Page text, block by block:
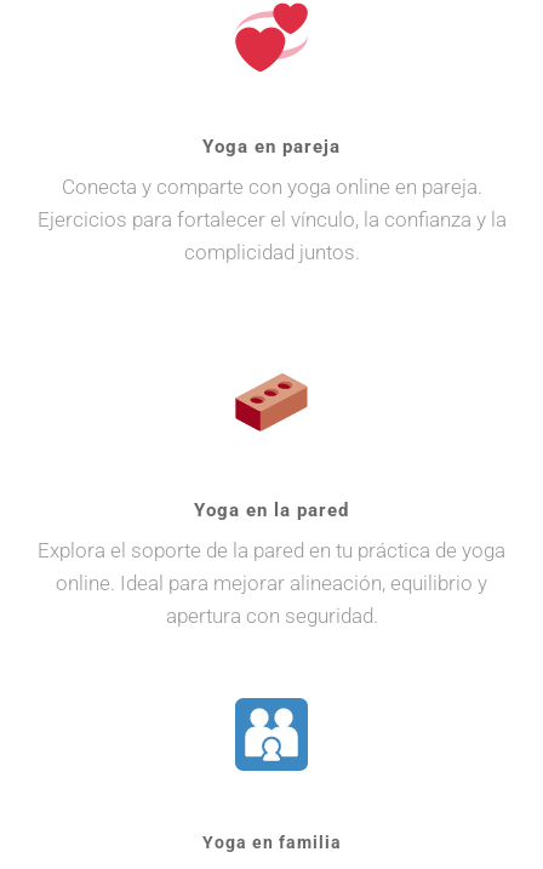
Yoga en pareja
Conecta y comparte con yoga online en pareja.
Ejercicios para fortalecer el vínculo, la confianza y la
complicidad juntos.
Yoga en la pared
Explora el soporte de la pared en tu práctica de yoga
online. Ideal para mejorar alineación, equilibrio y
apertura con seguridad.
Yoga en familia